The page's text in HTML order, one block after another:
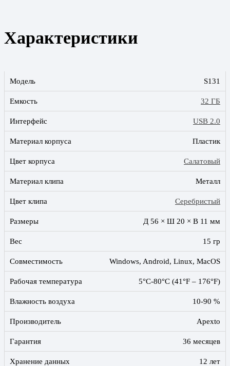
Характеристики
Модель S131
Емкость 32 ГБ
Интерфейс USB 2.0
Материал корпуса Пластик
Цвет корпуса Салатовый
Материал клипа Металл
Цвет клипа Серебристый
Размеры Д 56 × Ш 20 × В 11 мм
Вес 15 гр
Совместимость Windows, Android, Linux, MacOS
Рабочая температура 5°C-80°C (41°F – 176°F)
Влажность воздуха 10-90 %
Производитель Apexto
Гарантия 36 месяцев
Хранение данных 12 лет